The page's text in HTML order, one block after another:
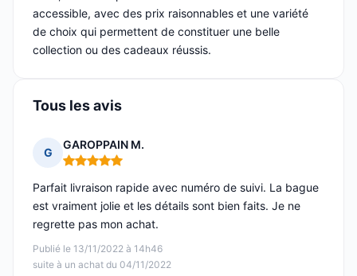
accessible, avec des prix raisonnables et une variété
de choix qui permettent de constituer une belle
collection ou des cadeaux réussis.
Tous les avis
G
GAROPPAIN M.
Note : 5 sur 5
Publié le 13/11/2022 à 14h46
suite à un achat du 04/11/2022
Parfait livraison rapide avec numéro de suivi. La bague
est vraiment jolie et les détails sont bien faits. Je ne
regrette pas mon achat.